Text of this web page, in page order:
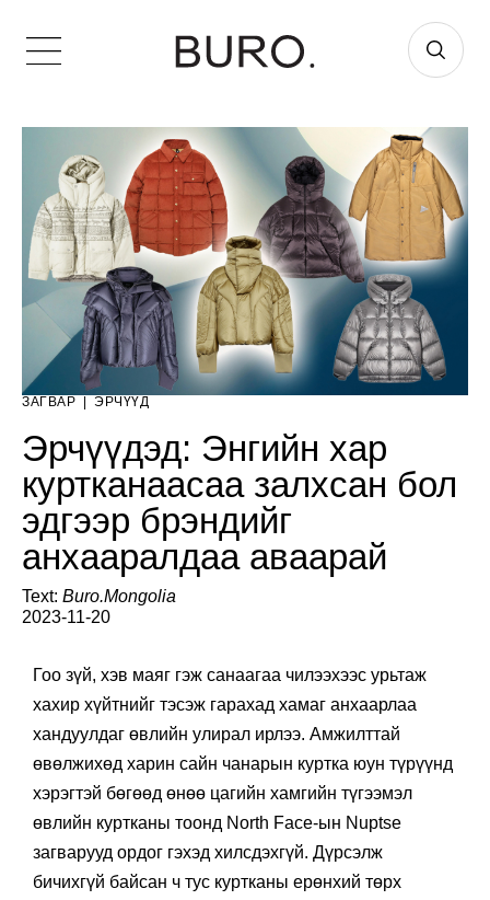
ЗАГВАР ЭРЧҮҮД
Эрчүүдэд: Энгийн хар
куртканаасаа залхсан бол
эдгээр брэндийг
анхааралдаа аваарай
Text: Buro.Mongolia
2023-11-20
Гоо зүй, хэв маяг гэж санаагаа чилээхээс урьтаж
хахир хүйтнийг тэсэж гарахад хамаг анхаарлаа
хандуулдаг өвлийн улирал ирлээ. Амжилттай
өвөлжихөд харин сайн чанарын куртка юун түрүүнд
хэрэгтэй бөгөөд өнөө цагийн хамгийн түгээмэл
өвлийн куртканы тоонд North Face-ын Nuptse
загварууд ордог гэхэд хилсдэхгүй. Дүрсэлж
бичихгүй байсан ч тус куртканы ерөнхий төрх